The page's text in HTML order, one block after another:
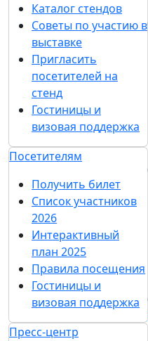
Каталог стендов
Советы по участию в
выставке
Пригласить
посетителей на
стенд
Гостиницы и
визовая поддержка
Посетителям
Получить билет
Список участников
2026
Интерактивный
план 2025
Правила посещения
Гостиницы и
визовая поддержка
Пресс-центр